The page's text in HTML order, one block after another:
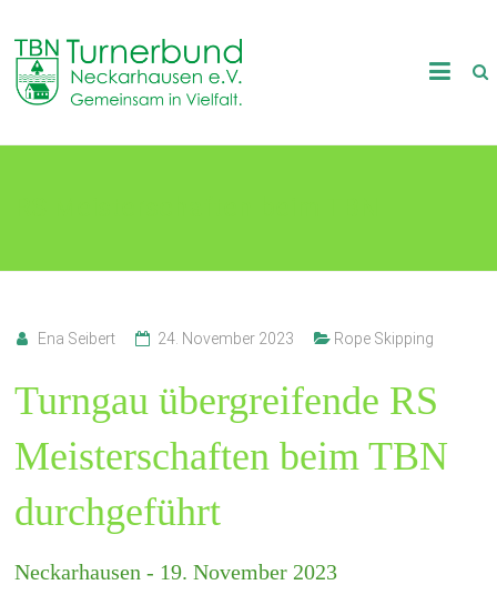
content
TB
Neckarhausen
in
Ena Seibert 24. November 2023 Rope Skipping
Turngau übergreifende RS
Meisterschaften beim TBN
durchgeführt
Neckarhausen - 19. November 2023